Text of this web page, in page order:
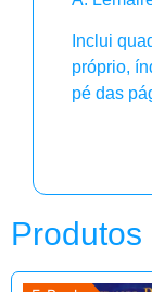
Inclui
próprio,
pé das